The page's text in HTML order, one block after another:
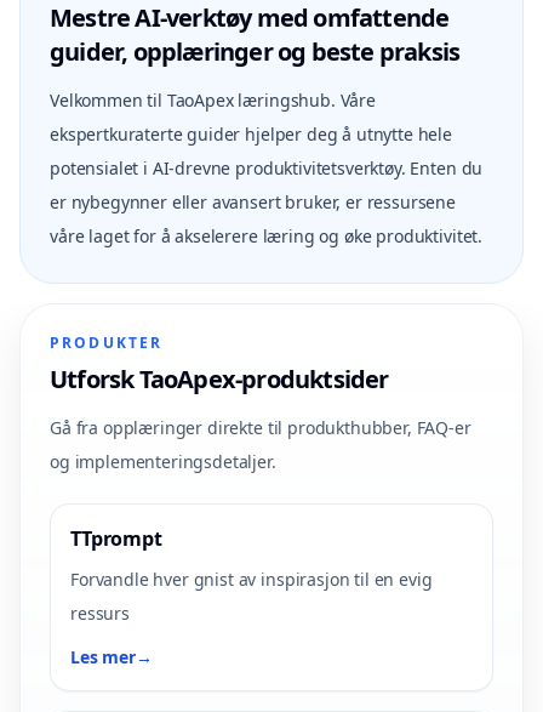
Mestre AI-verktøy med omfattende
guider, opplæringer og beste praksis
Velkommen til TaoApex læringshub. Våre
ekspertkuraterte guider hjelper deg å utnytte hele
potensialet i AI-drevne produktivitetsverktøy. Enten du
er nybegynner eller avansert bruker, er ressursene
våre laget for å akselerere læring og øke produktivitet.
PRODUKTER
Utforsk TaoApex-produktsider
Gå fra opplæringer direkte til produkthubber, FAQ-er
og implementeringsdetaljer.
TTprompt
Forvandle hver gnist av inspirasjon til en evig
ressurs
Les mer→